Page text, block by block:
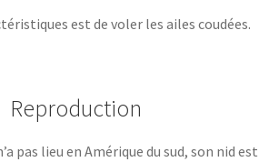
est de voler les ailes coudées.
Reproduction
pas lieu en Amérique du sud, son nid est